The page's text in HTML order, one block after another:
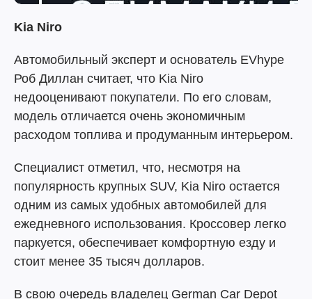
Kia Niro
Автомобильный эксперт и основатель EVhype
Роб Диллан считает, что Kia Niro
недооценивают покупатели. По его словам,
модель отличается очень экономичным
расходом топлива и продуманным интерьером.
Специалист отметил, что, несмотря на
популярность крупных SUV, Kia Niro остается
одним из самых удобных автомобилей для
ежедневного использования. Кроссовер легко
паркуется, обеспечивает комфортную езду и
стоит менее 35 тысяч долларов.
В свою очередь владелец German Car Depot